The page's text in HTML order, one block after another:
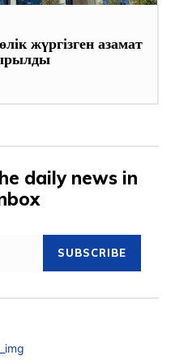
жүргізген азамат
daily news in
SUBSCRIBE